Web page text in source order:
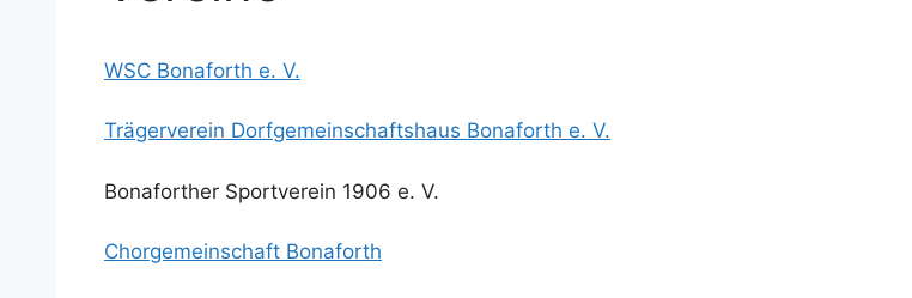
WSC Bonaforth e. V.
Trägerverein Dorfgemeinschaftshaus Bonaforth e. V.
Bonaforther Sportverein 1906 e. V.
Chorgemeinschaft Bonaforth